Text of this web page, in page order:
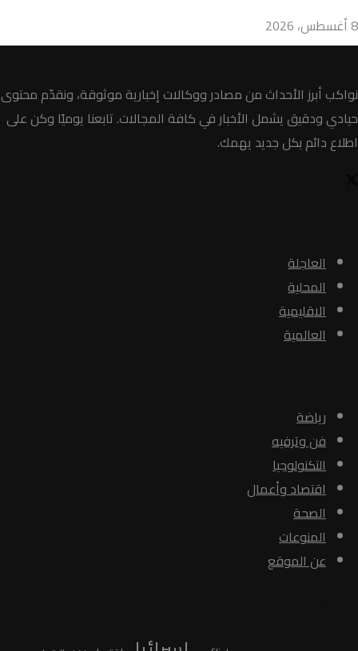
8 أغسطس، 2026
نواكب أبرز الأحداث من مصادر ووكالات إخبارية موثوقة، ونقدّم محتوى
حيادي ودقيق يشمل الأخبار في كافة المجالات. تابعنا يوميًا وكن على
اطلاع دائم بكل جديد يهمك.
العاجلة
المحلية
الاقليمية
العالمية
رياضة
فن وترفيه
التكنولوجيا
اقتصاد وأعمال
الصحة
المنوعات
عن الموقع